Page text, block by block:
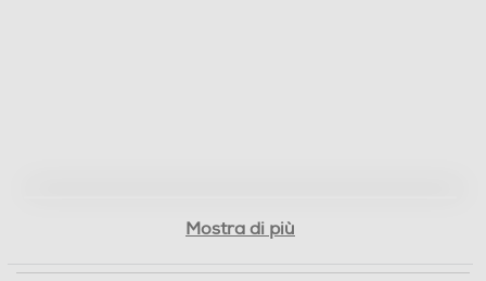
Mostra di più